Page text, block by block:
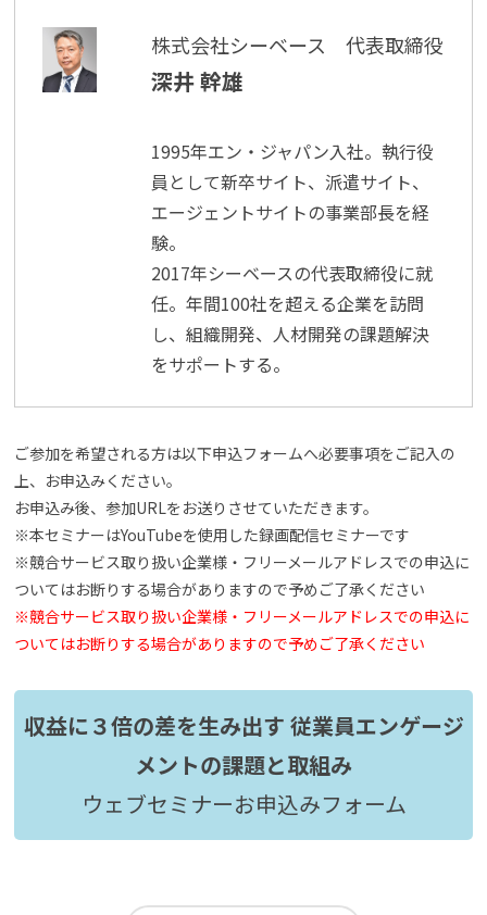
株式会社シーベース 代表取締役
深井 幹雄
1995年エン・ジャパン入社。執行役
員として新卒サイト、派遣サイト、
エージェントサイトの事業部長を経
験。
2017年シーベースの代表取締役に就
任。年間100社を超える企業を訪問
し、組織開発、人材開発の課題解決
をサポートする。
ご参加を希望される方は以下申込フォームへ必要事項をご記入の
上、お申込みください。
お申込み後、参加URLをお送りさせていただきます。
※本セミナーはYouTubeを使用した録画配信セミナーです
※競合サービス取り扱い企業様・フリーメールアドレスでの申込に
ついてはお断りする場合がありますので予めご了承ください
※競合サービス取り扱い企業様・フリーメールアドレスでの申込に
ついてはお断りする場合がありますので予めご了承ください
収益に３倍の差を生み出す 従業員エンゲージ
メントの課題と取組み
ウェブセミナーお申込みフォーム